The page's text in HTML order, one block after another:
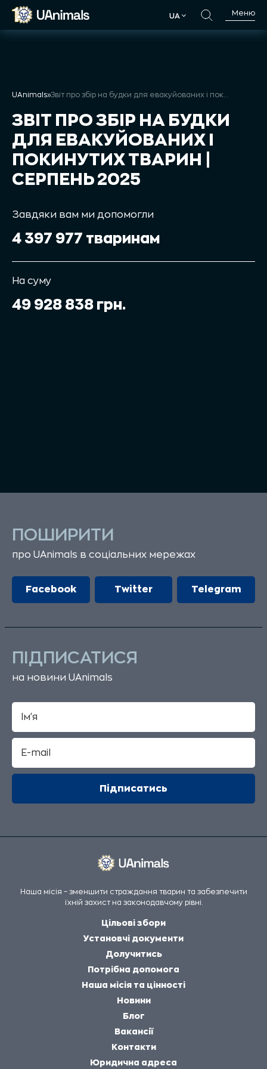
Skip
UA
Меню
UAnimals»
ЗВІТ ПРО ЗБІР НА БУДКИ
ДЛЯ ЕВАКУЙОВАНИХ І
ПОКИНУТИХ ТВАРИН |
СЕРПЕНЬ 2025
Завдяки вам ми допомогли
4 397 977 тваринам
На суму
49 928 838 грн.
ПОШИРИТИ
про UAnimals в соціальних мережах
Facebook Twitter Telegram
ПІДПИСАТИСЯ
на новини UAnimals
Наша місія – зменшити страждання тварин та забезпечити
їхній захист на законодавчому рівні.
Цільові збори
Установчі документи
Долучитись
Потрібна допомога
Наша місія та цінності
Новини
Блог
Вакансії
Контакти
Юридична адреса